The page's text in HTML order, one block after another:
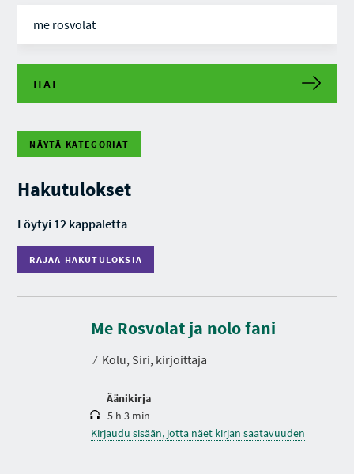
HAE
NÄYTÄ KATEGORIAT
Hakutulokset
Löytyi 12 kappaletta
RAJAA HAKUTULOKSIA
A
A
U
T
U
O
Me Rosvolat ja nolo fani
⁄ Kolu, Siri, kirjoittaja
Äänikirja
K
s
t
5 h 3 min
Kirjaudu sisään, jotta näet kirjan saatavuuden